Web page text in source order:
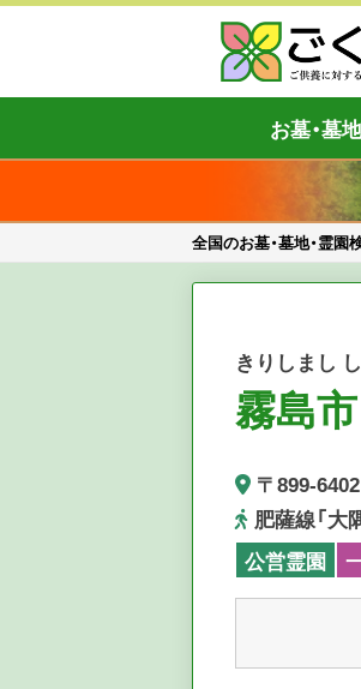
Skip
全国のお墓・墓
ご供養をもっ
お墓・墓
全国のお墓・墓地・霊園
きりしまし
霧島
〒899-
肥薩線「大
公営霊園